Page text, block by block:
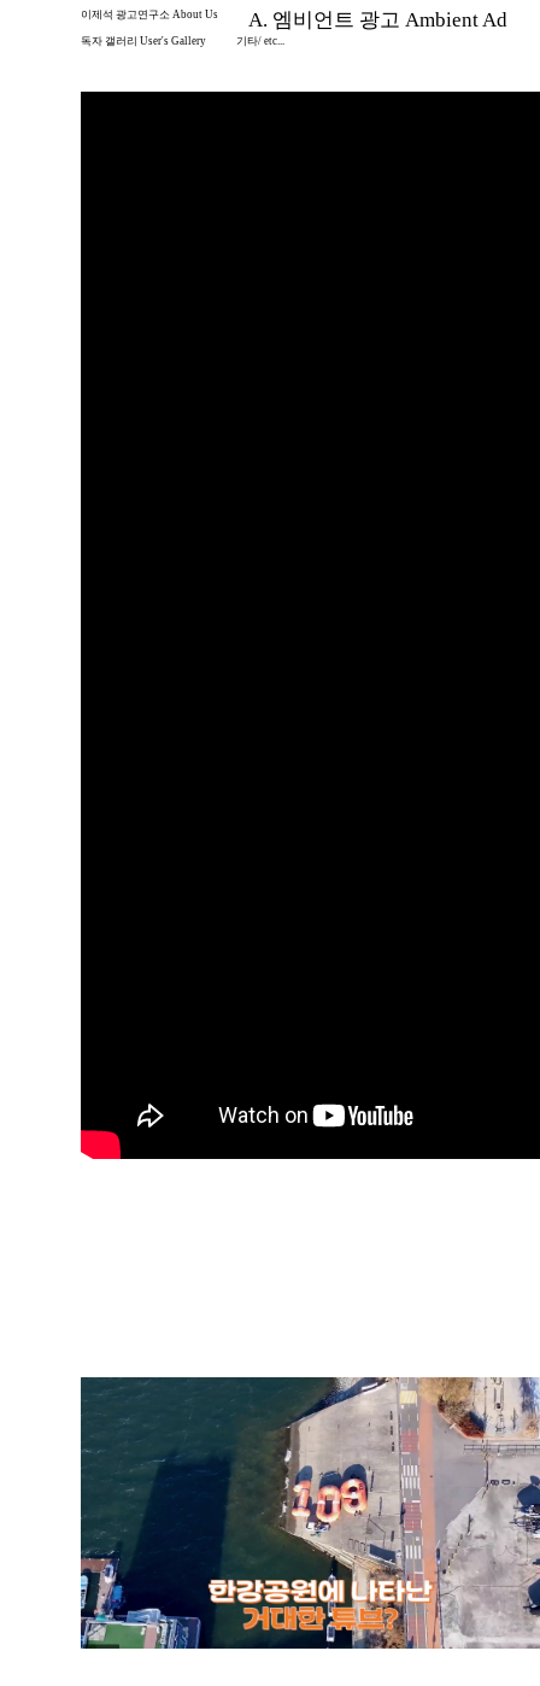
이제석 광고연구소 About Us A. 엠비언트 광고 Ambient Ad
독자 갤러리 User's Gallery 기타/ etc...